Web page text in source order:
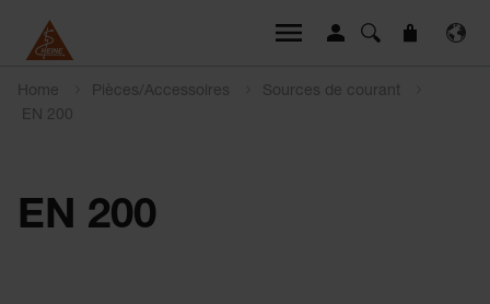
Home Pièces/Accessoires
Sources de courant
EN 200
EN 200